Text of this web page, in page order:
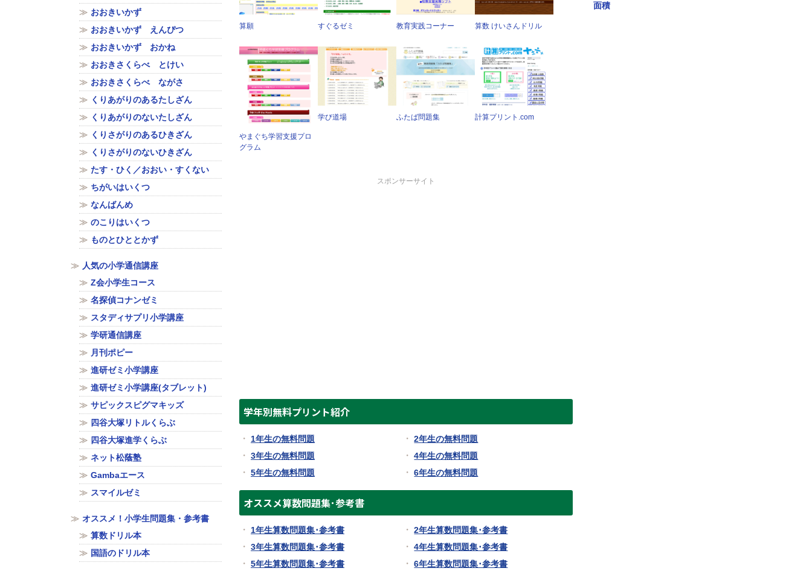
算願 すぐるゼミ 教育実践コーナー 算数 けいさんドリル
やまぐち学習支援プロ
グラム
学び道場 ふたば問題集 計算プリント.com
スポンサーサイト
学年別無料プリント紹介
1年生の無料問題
2年生の無料問題
3年生の無料問題
4年生の無料問題
5年生の無料問題
6年生の無料問題
オススメ算数問題集･参考書
1年生算数問題集･参考書
2年生算数問題集･参考書
3年生算数問題集･参考書
4年生算数問題集･参考書
5年生算数問題集･参考書
6年生算数問題集･参考書
おおきいかず
おおきいかず えんぴつ
おおきいかず おかね
おおきさくらべ とけい
おおきさくらべ ながさ
くりあがりのあるたしざん
くりあがりのないたしざん
くりさがりのあるひきざん
くりさがりのないひきざん
たす・ひく／おおい・すくない
ちがいはいくつ
なんばんめ
のこりはいくつ
ものとひととかず
人気の小学通信講座
Z会小学生コース
名探偵コナンゼミ
スタディサプリ小学講座
学研通信講座
月刊ポピー
進研ゼミ小学講座
進研ゼミ小学講座(タブレット)
サピックスピグマキッズ
四谷大塚リトルくらぶ
四谷大塚進学くらぶ
ネット松蔭塾
Gambaエース
スマイルゼミ
オススメ！小学生問題集・参考書
算数ドリル本
国語のドリル本
面積